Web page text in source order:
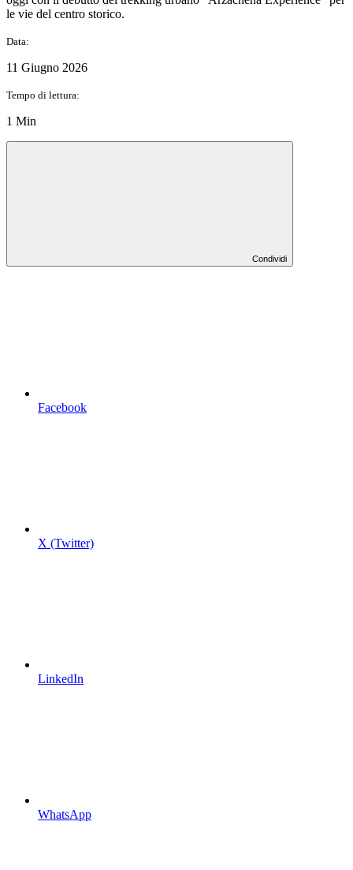
le vie del centro storico.
Data:
11 Giugno 2026
Tempo di lettura:
1 Min
Condividi
Facebook
X (Twitter)
LinkedIn
WhatsApp